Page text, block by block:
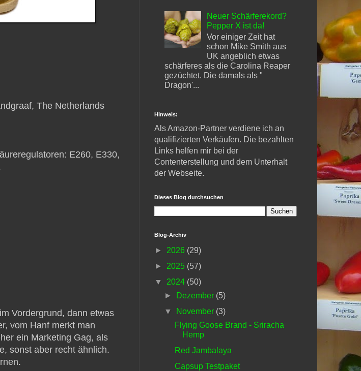
The Netherlands
E260, E330,
Vordergrund, dann etwas
vom Hanf merkt man
ein Marketing Gag, als
sonst aber recht ähnlich.
Neuer Schärferekord?
Pepper X ist da!
Vor einiger Zeit hat
schon Mike Smith aus
UK angeblich etwas
schärferes als die Carolina Reaper
gezüchtet. Die damals als "
Dragon'...
Hinweis:
Als Amazon-Partner verdiene ich an
qualifizierten Verkäufen. Die bezahlten
Links helfen mir bei der
Contenterstellung und dem Unterhalt
der Webseite.
Dieses Blog durchsuchen
Blog-Archiv
► 2026 (29)
► 2025 (57)
▼ 2024 (50)
►
Dezember (5)
▼
November (3)
Flying Goose Brand - Sriracha
Hemp
Red Jambalaya
Capsup Testpaket